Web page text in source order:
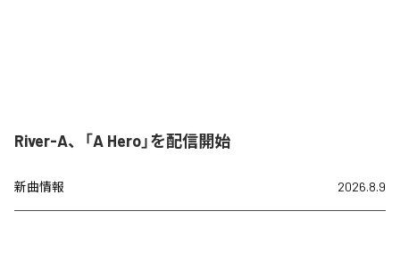
River-A、「A Hero」を配信開始
新曲情報 2026.8.9